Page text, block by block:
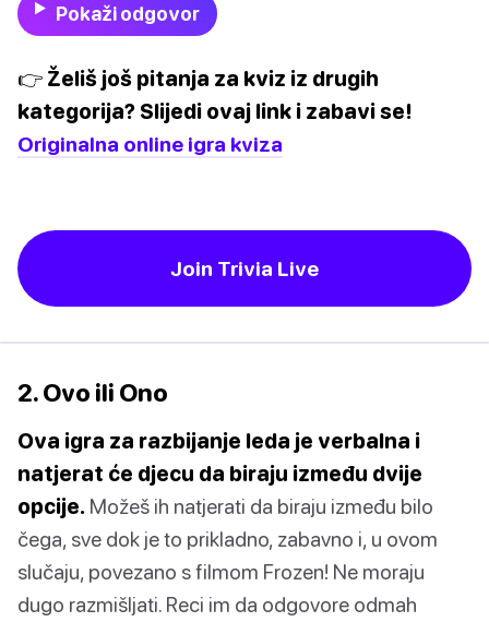
Pokaži odgovor
👉 Želiš još pitanja za kviz iz drugih
kategorija? Slijedi ovaj link i zabavi se!
Originalna online igra kviza
Join Trivia Live
2. Ovo ili Ono
Ova igra za razbijanje leda je verbalna i
natjerat će djecu da biraju između dvije
opcije. Možeš ih natjerati da biraju između bilo
čega, sve dok je to prikladno, zabavno i, u ovom
slučaju, povezano s filmom Frozen! Ne moraju
dugo razmišljati. Reci im da odgovore odmah